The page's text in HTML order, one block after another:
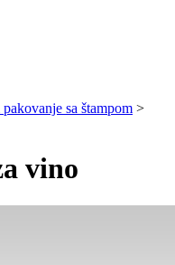
sa štampom >
vino